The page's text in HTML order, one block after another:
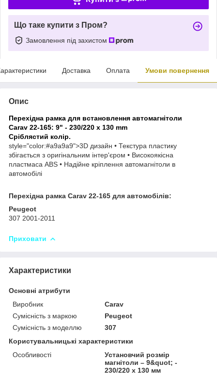
Що таке купити з Пром?
Замовлення під захистом
Доставка Оплата Умови повернення
Опис
Перехідна рамка для встановлення автомагнітоли
Carav 22-165: 9" - 230/220 x 130 mm
Сріблястий колір.
style="color:#a9a9a9">3D дизайн • Текстура пластику
збігається з оригінальним інтер'єром • Високоякісна
пластмаса ABS • Надійне кріплення автомагнітоли в
автомобілі
Перехідна рамка Carav 22-165 для автомобілів:
Peugeot
307 2001-2011
Приховати
Характеристики
Основні атрибути
Виробник
Carav
Сумісність з маркою
Peugeot
Сумісність з моделлю
307
Користувальницькі характеристики
Особливості
Установчий розмір
магнітоли – 9&quot; -
230/220 x 130 мм